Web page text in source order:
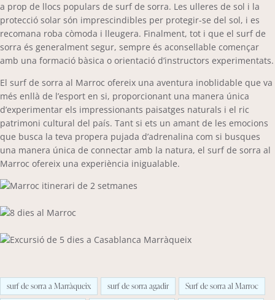
a prop de llocs populars de surf de sorra. Les ulleres de sol i la
protecció solar són imprescindibles per protegir-se del sol, i es
recomana roba còmoda i lleugera. Finalment, tot i que el surf de
sorra és generalment segur, sempre és aconsellable començar
amb una formació bàsica o orientació d’instructors experimentats.
El surf de sorra al Marroc ofereix una aventura inoblidable que va
més enllà de l’esport en si, proporcionant una manera única
d’experimentar els impressionants paisatges naturals i el ric
patrimoni cultural del país. Tant si ets un amant de les emocions
que busca la teva propera pujada d’adrenalina com si busques
una manera única de connectar amb la natura, el surf de sorra al
Marroc ofereix una experiència inigualable.
surf de sorra a Marràqueix surf de sorra agadir
Surf de sorra al Marroc